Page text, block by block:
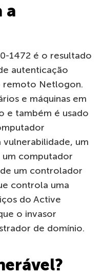
a
1472 é o resultado
autenticação
Netlogon.
e máquinas em
e também é usado
um
um computador
um controlador
controla uma
do Active
o invasor
de domínio.